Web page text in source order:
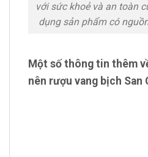
với sức khoẻ và an toàn
dụng sản phẩm có
Một số thông tin thêm
nên rượu vang bịch San